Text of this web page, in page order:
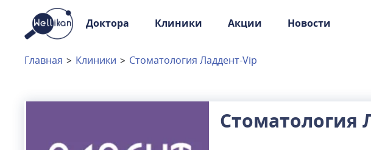
Доктора Клиники Акции Новости
Доктора
Клиники
Новости
Главная > Клиники > Стоматология Ладдент-Vip
Стоматология